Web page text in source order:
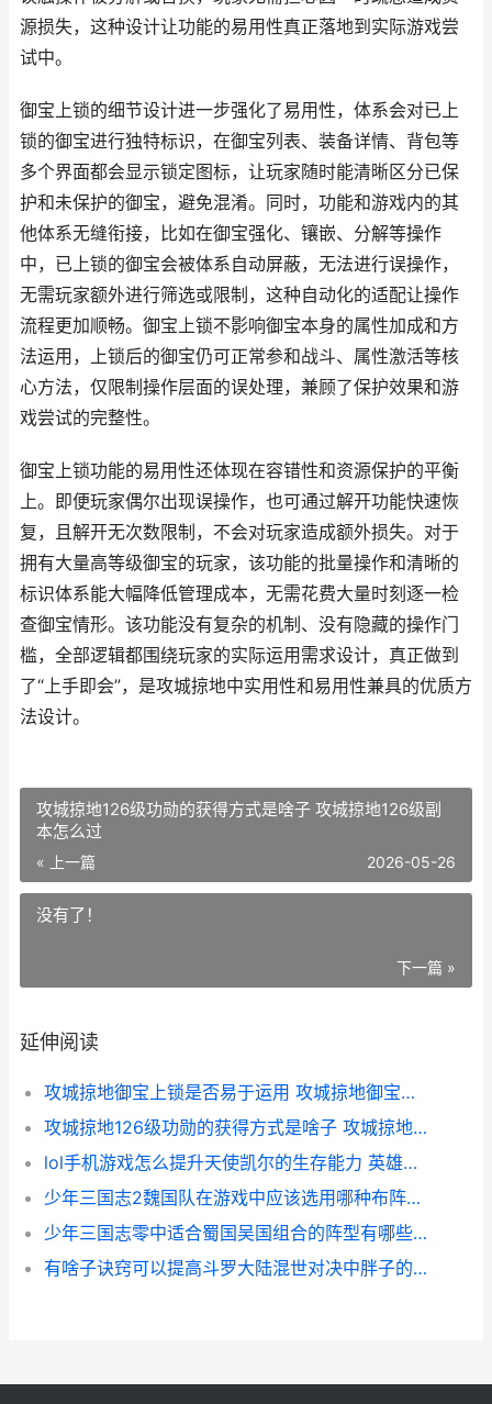
源损失，这种设计让功能的易用性真正落地到实际游戏尝
试中。
御宝上锁的细节设计进一步强化了易用性，体系会对已上
锁的御宝进行独特标识，在御宝列表、装备详情、背包等
多个界面都会显示锁定图标，让玩家随时能清晰区分已保
护和未保护的御宝，避免混淆。同时，功能和游戏内的其
他体系无缝衔接，比如在御宝强化、镶嵌、分解等操作
中，已上锁的御宝会被体系自动屏蔽，无法进行误操作，
无需玩家额外进行筛选或限制，这种自动化的适配让操作
流程更加顺畅。御宝上锁不影响御宝本身的属性加成和方
法运用，上锁后的御宝仍可正常参和战斗、属性激活等核
心方法，仅限制操作层面的误处理，兼顾了保护效果和游
戏尝试的完整性。
御宝上锁功能的易用性还体现在容错性和资源保护的平衡
上。即便玩家偶尔出现误操作，也可通过解开功能快速恢
复，且解开无次数限制，不会对玩家造成额外损失。对于
拥有大量高等级御宝的玩家，该功能的批量操作和清晰的
标识体系能大幅降低管理成本，无需花费大量时刻逐一检
查御宝情形。该功能没有复杂的机制、没有隐藏的操作门
槛，全部逻辑都围绕玩家的实际运用需求设计，真正做到
了“上手即会”，是攻城掠地中实用性和易用性兼具的优质方
法设计。
攻城掠地126级功勋的获得方式是啥子 攻城掠地126级副
本怎么过
« 上一篇 2026-05-26
没有了！
下一篇 »
延伸阅读
攻城掠地御宝上锁是否易于运用 攻城掠地御宝介绍
攻城掠地126级功勋的获得方式是啥子 攻城掠地126级副本怎么过
lol手机游戏怎么提升天使凯尔的生存能力 英雄联盟如何在手机玩
少年三国志2魏国队在游戏中应该选用哪种布阵方案 少年三国志2魏国阵容使用遁甲天书还是诸侯印
少年三国志零中适合蜀国吴国组合的阵型有哪些 少年三国志零中豪杰关兴怎么获得?
有啥子诀窍可以提高斗罗大陆混世对决中胖子的加点效果 有什么诀窍